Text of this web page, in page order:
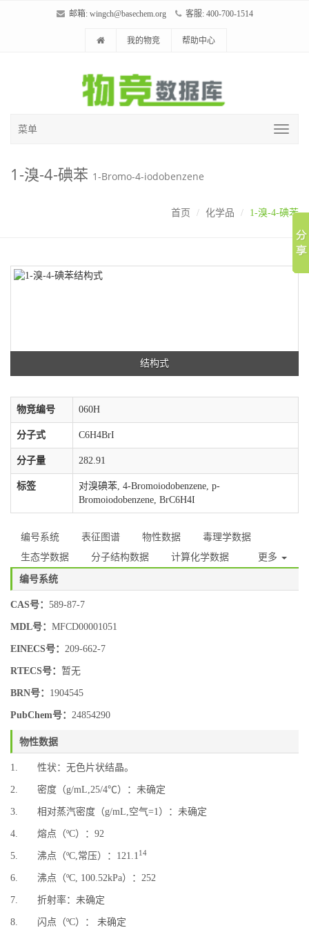
邮箱: wingch@basechem.org 客服: 400-700-1514
我的物竞 帮助中心
菜单
1-溴-4-碘苯 1-Bromo-4-iodobenzene
首页 化学品 1-溴-4-碘苯
结构式
物竞编号 060H
分子式 C6H4BrI
分子量 282.91
标签
对溴碘苯, 4-Bromoiodobenzene, p-
Bromoiodobenzene, BrC6H4I
编号系统 表征图谱 物性数据
毒理学数据
生态学数据
分子结构数据 计算化学数据 更多
编号系统
CAS号： 589-87-7
MDL号： MFCD00001051
EINECS号： 209-662-7
RTECS号： 暂无
BRN号： 1904545
PubChem号： 24854290
物性数据
1. 性状：无色片状结晶。
2. 密度（g/mL,25/4℃）：未确定
3. 相对蒸汽密度（g/mL,空气=1）：未确定
4. 熔点（ºC）：92
5. 沸点（ºC,常压）：121.114
6. 沸点（ºC, 100.52kPa）：252
7. 折射率：未确定
8. 闪点（ºC）： 未确定